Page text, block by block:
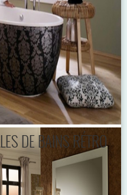
DE BAINS RÉTRO